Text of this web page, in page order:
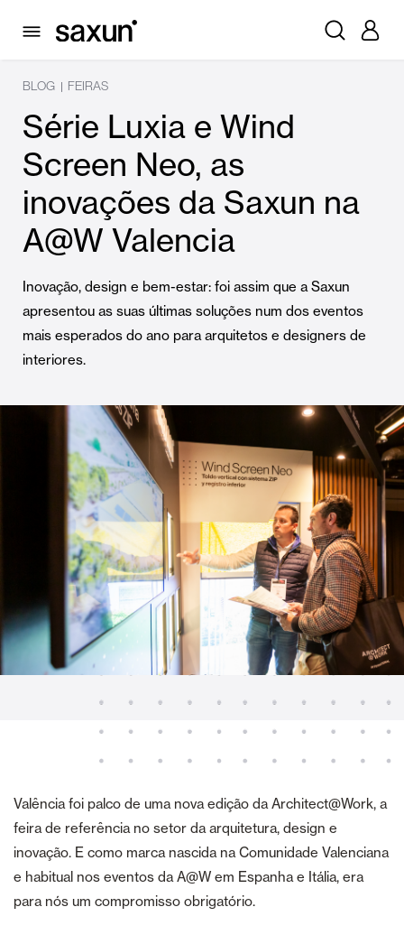
BLOG | FEIRAS
Série Luxia e Wind
Screen Neo, as
inovações da Saxun na
A@W Valencia
Inovação, design e bem-estar: foi assim que a Saxun
apresentou as suas últimas soluções num dos eventos
mais esperados do ano para arquitetos e designers de
interiores.
Valência foi palco de uma nova edição da Architect@Work, a
feira de referência no setor da arquitetura, design e
inovação. E como marca nascida na Comunidade Valenciana
e habitual nos eventos da A@W em Espanha e Itália, era
para nós um compromisso obrigatório.